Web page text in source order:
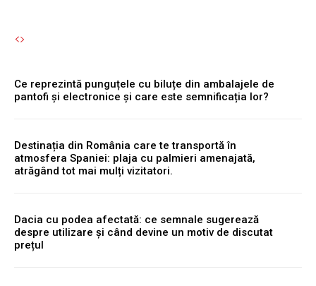
Ce reprezintă punguțele cu biluțe din ambalajele de
pantofi și electronice și care este semnificația lor?
Destinația din România care te transportă în
atmosfera Spaniei: plaja cu palmieri amenajată,
atrăgând tot mai mulți vizitatori.
Dacia cu podea afectată: ce semnale sugerează
despre utilizare și când devine un motiv de discutat
prețul